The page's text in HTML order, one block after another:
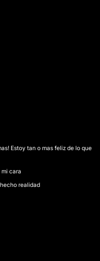
Estoy tan o mas feliz de lo que
cara
realidad